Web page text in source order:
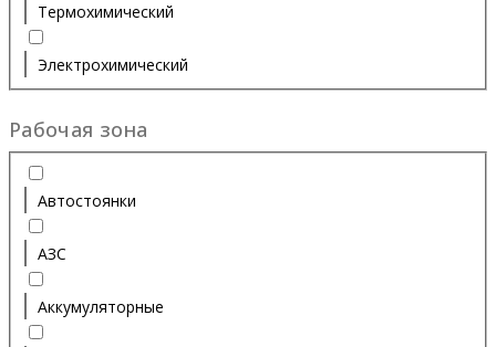
Термохимический
Электрохимический
Рабочая зона
Автостоянки
АЗС
Аккумуляторные